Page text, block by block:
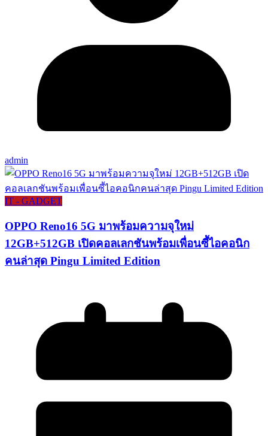
admin
IT - GADGET
OPPO Reno16 5G มาพร้อมความจุใหม่
12GB+512GB เปิดคอลเลกชันพร้อมเพื่อนซี้ไอคอนิก
คนล่าสุด Pingu Limited Edition